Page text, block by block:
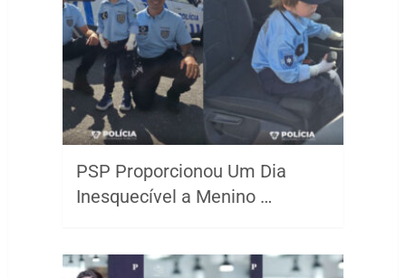
PSP Proporcionou Um Dia
Inesquecível a Menino …